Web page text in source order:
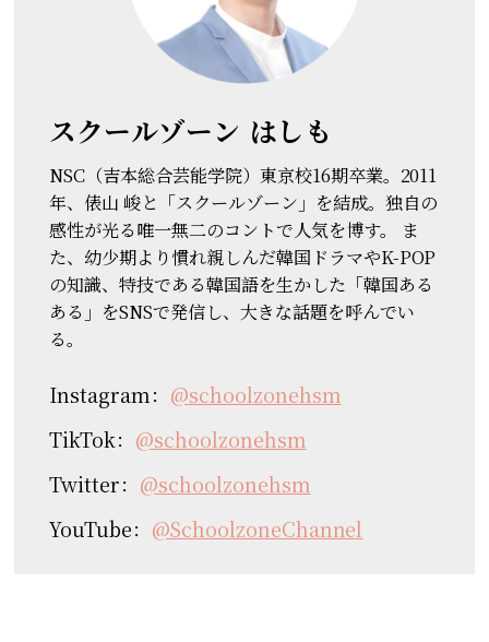
スクールゾーン はしも
NSC（吉本総合芸能学院）東京校16期卒業。2011
年、俵山 峻と「スクールゾーン」を結成。独自の
感性が光る唯一無二のコントで人気を博す。 ま
た、幼少期より慣れ親しんだ韓国ドラマやK-POP
の知識、特技である韓国語を生かした「韓国ある
ある」をSNSで発信し、大きな話題を呼んでい
る。
Instagram： @schoolzonehsm
TikTok： @schoolzonehsm
Twitter： @schoolzonehsm
YouTube： @SchoolzoneChannel